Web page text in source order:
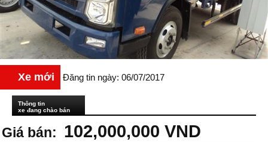
Xe mới Đăng tin ngày: 06/07/2017
Thông tin
xe đang chào bán
Giá bán: 102,000,000 VND